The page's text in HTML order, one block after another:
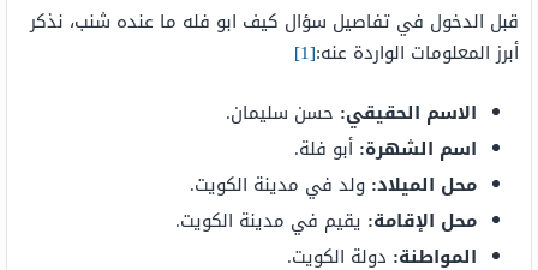
قبل الدخول في تفاصيل سؤال كيف ابو فله ما عنده شنب، نذكر
أبرز المعلومات الواردة عنه:[1]
الاسم الحقيقي: حسن سليمان.
اسم الشهرة: أبو فلة.
محل الميلاد: ولد في مدينة الكويت.
محل الإقامة: يقيم في مدينة الكويت.
المواطنة: دولة الكويت.